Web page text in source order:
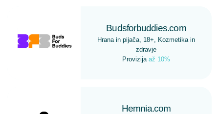
Budsforbuddies.com
Hrana in pijača, 18+, Kozmetika in
zdravje
Provizija až 10%
Hemnia.com